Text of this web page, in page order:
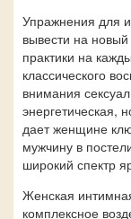
Упражнения для
вывести на
практики на
классического
внимания
энергетическая,
дает женщине
мужчину в
широкий спектр
Женская
комплексное